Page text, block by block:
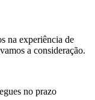
na experiência de
a consideração.
no prazo